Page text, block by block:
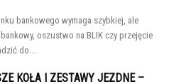
bankowego wymaga szybkiej, ale
oszustwo na BLIK czy przejęcie
do...
KOŁA I ZESTAWY JEZDNE –